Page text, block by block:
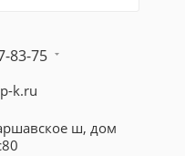
83-75
k.ru
ш, дом